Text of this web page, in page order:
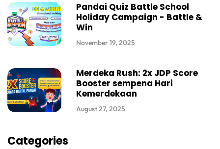
Pandai Quiz Battle School
Holiday Campaign - Battle &
Win
November 19, 2025
Merdeka Rush: 2x JDP Score
Booster sempena Hari
Kemerdekaan
August 27, 2025
Categories